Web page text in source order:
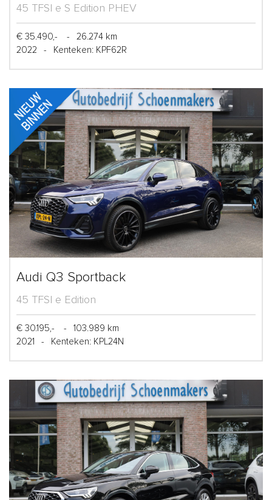
45 TFSI e S Edition PHEV
€ 35.490,- -
26.274 km
2022
- Kenteken: KPF62R
Audi Q3 Sportback
45 TFSI e Edition
€ 30.195,- -
103.989 km
2021
- Kenteken: KPL24N